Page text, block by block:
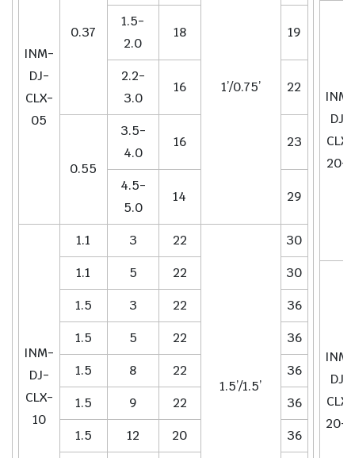
INM-
DJ-
CLX-
05
0.37
1’/0.75’
1.5-
2.0
18 19
2.2-
3.0
16 22
0.55
3.5-
4.0
16 23
4.5-
5.0
14 29
INM-
DJ-
CLX-
10
1.1 3 22
1.5’/1.5’
30
1.1
5 22
30
1.5
3 22
36
1.5
5 22
36
1.5
8 22
36
1.5
9 22
36
1.5
12 20
36
INM-
DJ-
CLX-
20-1
INM-
DJ-
CLX-
20-2